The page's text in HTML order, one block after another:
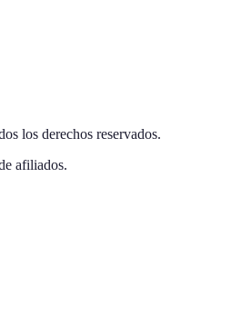
los derechos reservados.
afiliados.